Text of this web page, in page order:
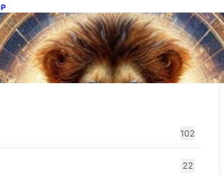
Leului 8/8: Oportunități de
pentru Cinci Zodii în 2026
102
22